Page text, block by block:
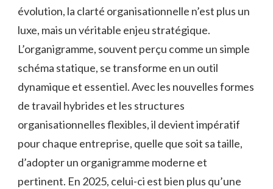
évolution, la clarté organisationnelle n’est plus un
luxe, mais un véritable enjeu stratégique.
L’organigramme, souvent perçu comme un simple
schéma statique, se transforme en un outil
dynamique et essentiel. Avec les nouvelles formes
de travail hybrides et les structures
organisationnelles flexibles, il devient impératif
pour chaque entreprise, quelle que soit sa taille,
d’adopter un organigramme moderne et
pertinent. En 2025, celui-ci est bien plus qu’une